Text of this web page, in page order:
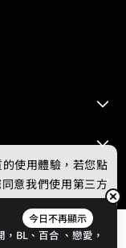
今日不再顯示
，BL、百合 、戀愛，
使用體驗，若您點
意我們使用第三方